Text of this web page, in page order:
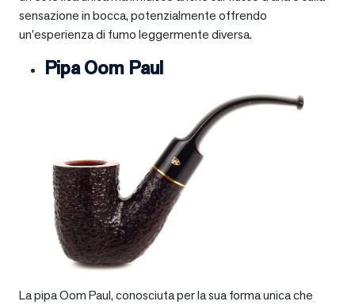
sensazione in bocca, potenzialmente offrendo
un’esperienza di fumo leggermente diversa.
Pipa Oom Paul
La pipa Oom Paul, conosciuta per la sua forma unica che